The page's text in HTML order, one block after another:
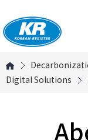
Digital Solutions